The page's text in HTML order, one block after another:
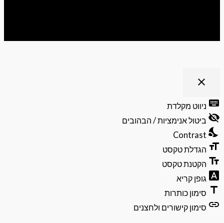
close
וסגירה
של
תפריט
הנגישות
ניווט מקלדת
ביטול אנימציות / הבהובים
Contrast
הגדלת טקסט
הקטנת טקסט
גופן קריא
סימון כותרות
סימון קישורים ולחצנים